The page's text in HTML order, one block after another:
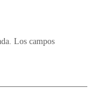
Los campos